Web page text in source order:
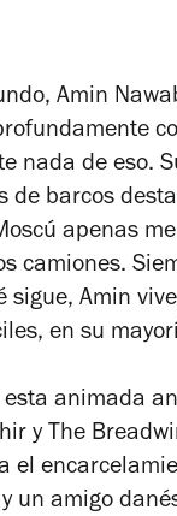
Amin
nada de eso.
de barcos
apenas
camiones.
sigue, Amin
en su
animada
y The
el
un amigo